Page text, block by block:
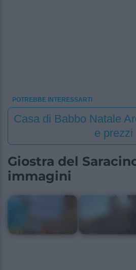
POTREBBE INTERESSARTI
Casa di Babbo Natale
e prezzi
Giostra del
immagini